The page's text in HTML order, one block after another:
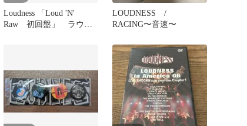
Loudness 「Loud 'N'
Raw 初回盤」 ラウド
LOUDNESS /
RACING〜音速〜